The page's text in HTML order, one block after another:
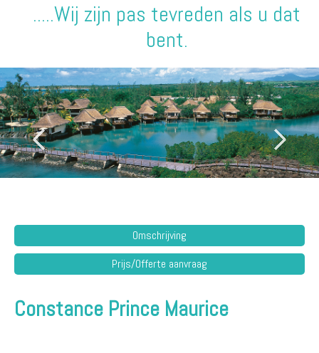
.....Wij zijn pas tevreden als u dat
bent.
Omschrijving
Prijs/Offerte aanvraag
Constance Prince Maurice